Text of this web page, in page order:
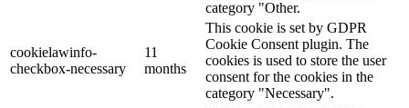
category "Other.
cookielawinfo-
checkbox-necessary
11
months
This cookie is set by GDPR
Cookie Consent plugin. The
cookies is used to store the user
consent for the cookies in the
category "Necessary".